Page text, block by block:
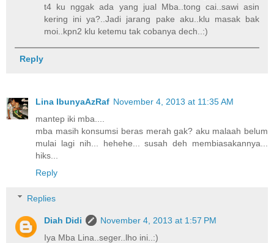
t4 ku nggak ada yang jual Mba..tong cai..sawi asin
kering ini ya?..Jadi jarang pake aku..klu masak bak
moi..kpn2 klu ketemu tak cobanya dech..:)
Reply
Lina IbunyaAzRaf November 4, 2013 at 11:35 AM
mantep iki mba....
mba masih konsumsi beras merah gak? aku malaah belum
mulai lagi nih... hehehe... susah deh membiasakannya...
hiks...
Reply
Replies
Diah Didi
November 4, 2013 at 1:57 PM
Iya Mba Lina..seger..lho ini..:)